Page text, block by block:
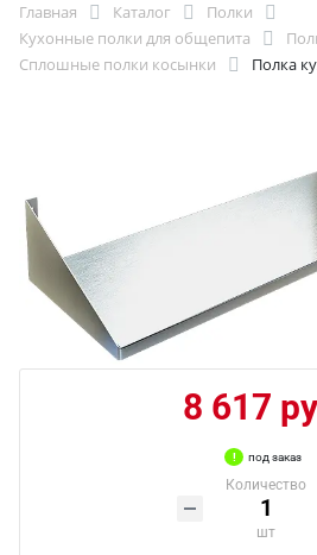
Главная Каталог
Полки
Кухонные полки для общепита
Сплошные полки косынки
Полка
8 617
под заказ
Количество
шт